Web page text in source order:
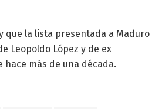
que la lista presentada a Maduro
Leopoldo López y de ex
hace más de una década.